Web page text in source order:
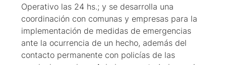
Operativo las 24 hs.; y se desarrolla una
coordinación con comunas y empresas para la
implementación de medidas de emergencias
ante la ocurrencia de un hecho, además del
contacto permanente con policías de las